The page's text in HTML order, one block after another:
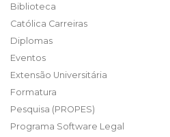
Biblioteca
Católica Carreiras
Diplomas
Eventos
Extensão Universitária
Formatura
Pesquisa (PROPES)
Programa Software Legal